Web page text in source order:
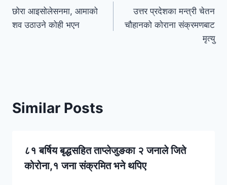
छोरा आइसोलेसनमा, आमाको
शव उठाउने कोही भएन
उत्तर प्रदेशका मन्त्री चेतन
चौहानको कोराना संक्रमणबाट
मृत्यु
Similar Posts
८१ बर्षिय बृद्धसहित ताप्लेजुङका २ जनाले जिते
कोरोना,१ जना संक्रमित भने थपिए